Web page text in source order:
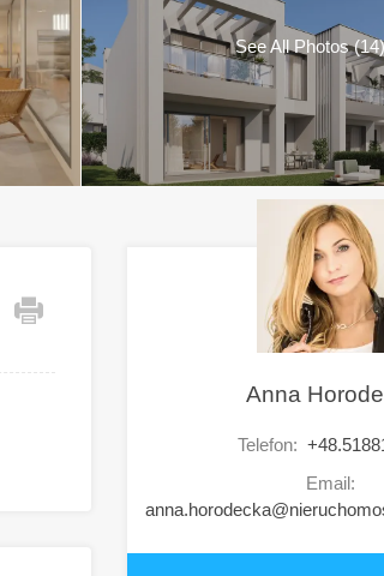
See All Photos
Anna
Telefon:
Email: